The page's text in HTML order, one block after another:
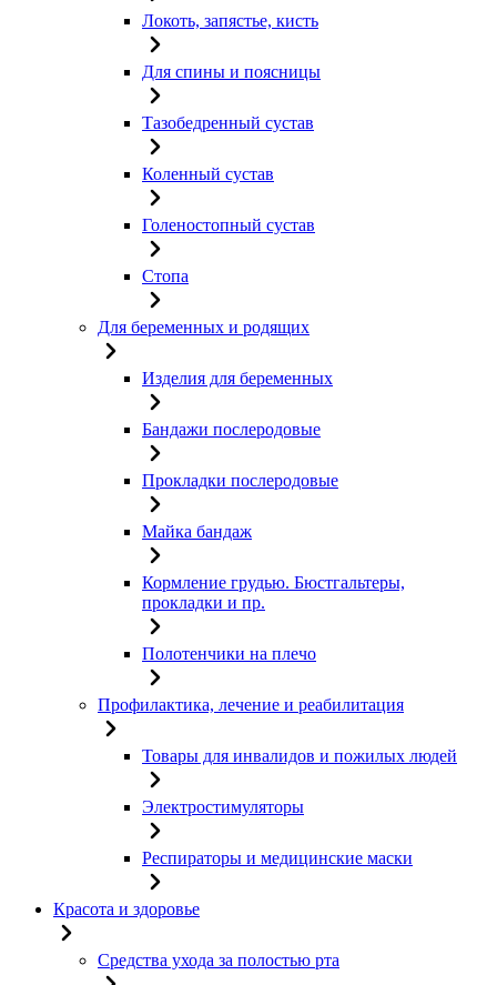
Локоть, запястье, кисть
Для спины и поясницы
Тазобедренный сустав
Коленный сустав
Голеностопный сустав
Стопа
Для беременных и родящих
Изделия для беременных
Бандажи послеродовые
Прокладки послеродовые
Майка бандаж
Кормление грудью. Бюстгальтеры,
прокладки и пр.
Полотенчики на плечо
Профилактика, лечение и реабилитация
Товары для инвалидов и пожилых людей
Электростимуляторы
Респираторы и медицинские маски
Красота и здоровье
Средства ухода за полостью рта